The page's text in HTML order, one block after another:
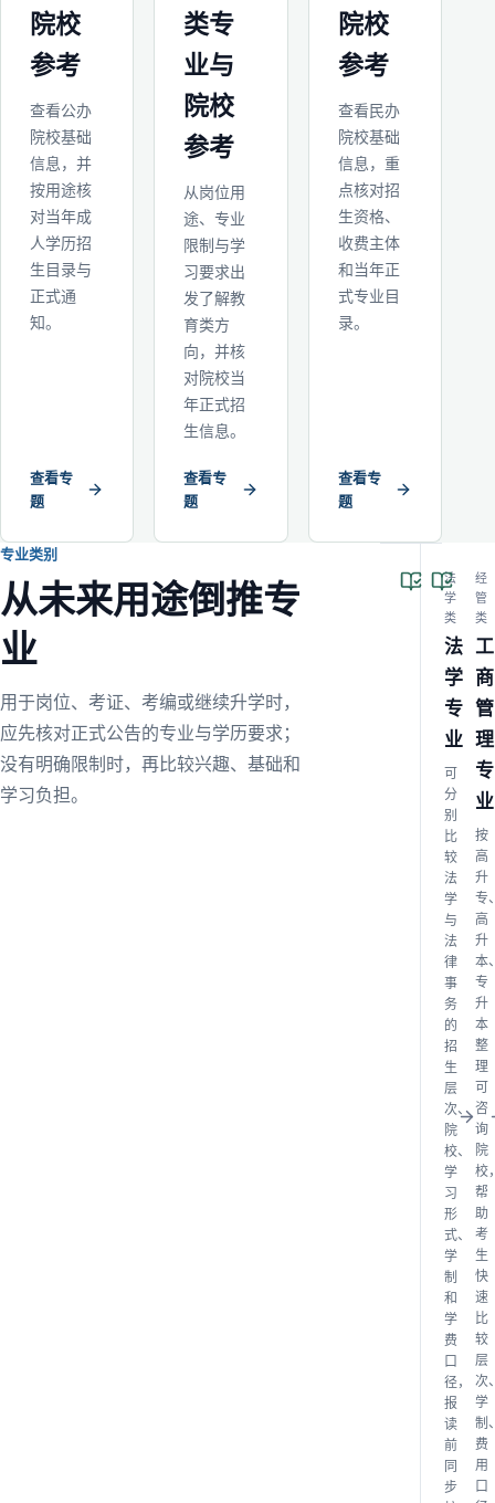
院校
参考
查看公办
院校基础
信息，并
按用途核
对当年成
人学历招
生目录与
正式通
知。
查看专
题
类专
业与
院校
参考
从岗位用
途、专业
限制与学
习要求出
发了解教
育类方
向，并核
对院校当
年正式招
生信息。
查看专
题
院校
参考
查看民办
院校基础
信息，重
点核对招
生资格、
收费主体
和当年正
式专业目
录。
查看专
题
专业类别
从未来用途倒推专
业
用于岗位、考证、考编或继续升学时，
应先核对正式公告的专业与学历要求；
没有明确限制时，再比较兴趣、基础和
学习负担。
法
学
类
法
学
专
业
可
分
别
比
较
法
学
与
法
律
事
务
的
招
生
层
次、
院
校、
学
习
形
式、
学
制
和
学
费
口
径，
报
读
前
同
步
经
管
类
工
商
管
理
专
业
按
高
升
专
高
升
本
专
升
本
整
理
可
咨
询
院
校
帮
助
考
生
快
速
比
较
层
次
学
制
费
用
口